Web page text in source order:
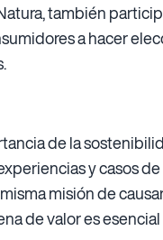
también
a hacer
de la
y casos
misión de
de valor es